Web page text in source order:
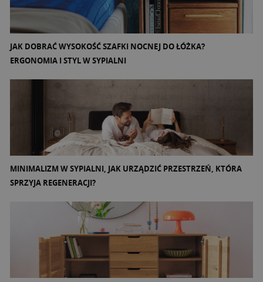
JAK DOBRAĆ WYSOKOŚĆ SZAFKI NOCNEJ DO ŁÓŻKA?
ERGONOMIA I STYL W SYPIALNI
MINIMALIZM W SYPIALNI, JAK URZĄDZIĆ PRZESTRZEŃ, KTÓRA
SPRZYJA REGENERACJI?